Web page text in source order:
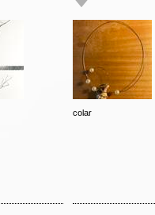
colar